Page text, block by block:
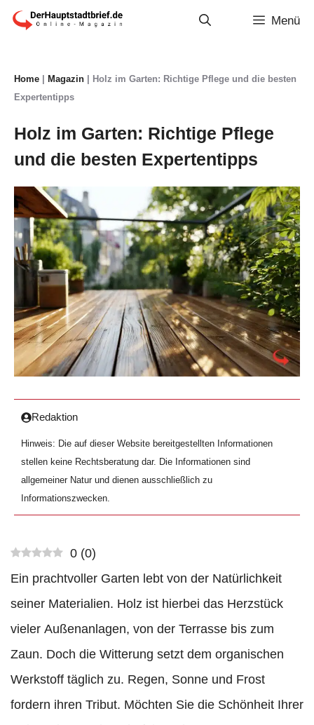
Zum
Menü
Home Magazin
Holz im Garten: Richtige Pflege und die besten
Expertentipps
Holz im Garten: Richtige Pflege
und die besten Expertentipps
Redaktion
Hinweis: Die auf dieser Website bereitgestellten Informationen
stellen keine Rechtsberatung dar. Die Informationen sind
allgemeiner Natur und dienen ausschließlich zu
Informationszwecken.
0 (0)
Ein prachtvoller Garten lebt von der Natürlichkeit
seiner Materialien. Holz ist hierbei das Herzstück
vieler Außenanlagen, von der Terrasse bis zum
Zaun. Doch die Witterung setzt dem organischen
Werkstoff täglich zu. Regen, Sonne und Frost
fordern ihren Tribut. Möchten Sie die Schönheit Ihrer